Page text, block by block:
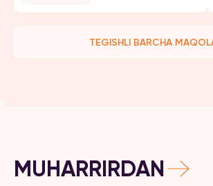
TEGISHLI BARCHA
MUHARRIRDAN